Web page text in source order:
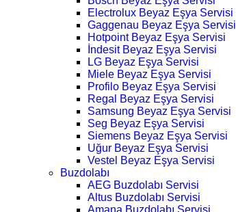
Electrolux Beyaz Eşya Servisi
Gaggenau Beyaz Eşya Servisi
Hotpoint Beyaz Eşya Servisi
İndesit Beyaz Eşya Servisi
LG Beyaz Eşya Servisi
Miele Beyaz Eşya Servisi
Profilo Beyaz Eşya Servisi
Regal Beyaz Eşya Servisi
Samsung Beyaz Eşya Servisi
Seg Beyaz Eşya Servisi
Siemens Beyaz Eşya Servisi
Uğur Beyaz Eşya Servisi
Vestel Beyaz Eşya Servisi
Buzdolabı
AEG Buzdolabı Servisi
Altus Buzdolabı Servisi
Amana Buzdolabı Servisi